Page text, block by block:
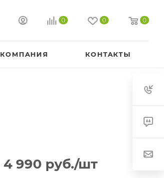
0 0 0
КОМПАНИЯ КОНТАКТЫ
4 990 руб./шт